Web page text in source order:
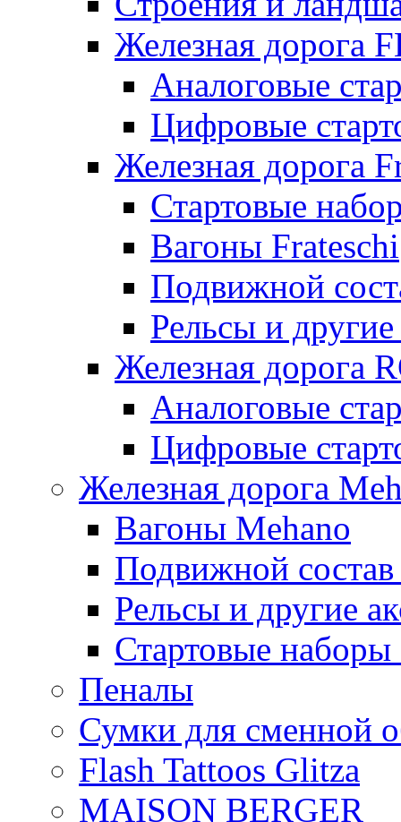
Железная дорога
Аналоговые
Цифровые
Железная дорога
Стартовые
Вагоны Frateschi
Подвижной
Рельсы и
Железная дорога
Аналоговые
Цифровые
Железная дорога
Вагоны Mehano
Подвижной
Рельсы и другие
Стартовые
Пеналы
Сумки для сменной
Flash Tattoos Glitza
MAISON BERGER